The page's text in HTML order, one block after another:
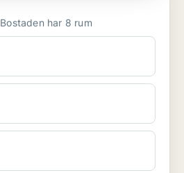
Hus att hyra i Nacka Bostaden har 8 rum